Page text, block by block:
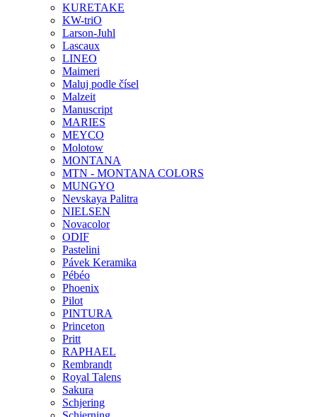
KURETAKE
KW-triO
Larson-Juhl
Lascaux
LINEO
Maimeri
Maluj podle čísel
Malzeit
Manuscript
MARIES
MEYCO
Molotow
MONTANA
MTN - MONTANA COLORS
MUNGYO
Nevskaya Palitra
NIELSEN
Novacolor
ODIF
Pastelini
Pávek Keramika
Pébéo
Phoenix
Pilot
PINTURA
Princeton
Pritt
RAPHAEL
Rembrandt
Royal Talens
Sakura
Schjering